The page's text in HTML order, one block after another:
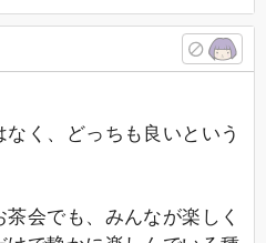
く、どっちも良いという
会でも、みんなが楽しく